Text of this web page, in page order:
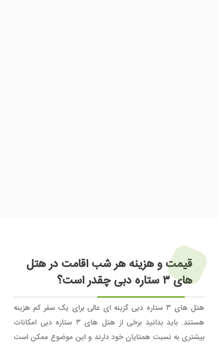
قیمت و هزینه هر شب اقامت در هتل
های ۳ ستاره دبی چقدر است؟
هتل های ۳ ستاره دبی گزینه ای عالی برای یک سفر کم هزینه
هستند. باید بدانید برخی از هتل های ۳ ستاره دبی امکانات
بیشتری به نسبت همتایان خود دارند و این موضوع ممکن است